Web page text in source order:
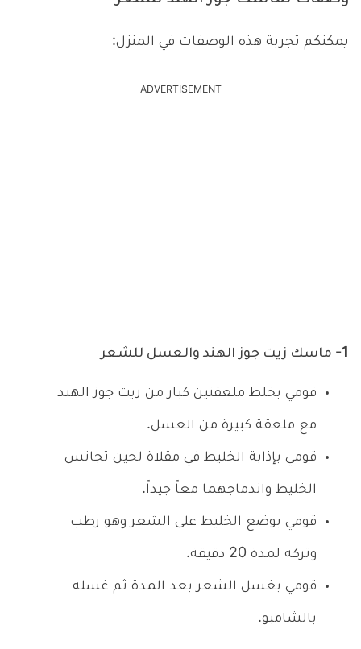
يمكنكم تجربة هذه الوصفات في المنزل:
ADVERTISEMENT
1- ماسك زيت جوز الهند والعسل للشعر
قومي بخلط ملعقتين كبار من زيت جوز الهند
مع ملعقة كبيرة من العسل.
قومي بإذابة الخليط في مقلاة لحين تجانس
الخليط واندماجهما معاً جيداً.
قومي بوضع الخليط على الشعر وهو رطب
وتركه لمدة 20 دقيقة.
قومي بغسل الشعر بعد المدة ثم غسله
بالشامبو.